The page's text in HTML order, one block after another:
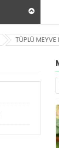
TÜPLÜ MEYVE